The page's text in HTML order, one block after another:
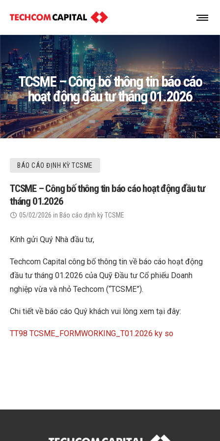
TCSME – Công bố thông tin báo cáo
hoạt động đầu tư tháng 01.2026
BÁO CÁO ĐỊNH KỲ TCSME
TCSME – Công bố thông tin báo cáo hoạt động đầu tư
tháng 01.2026
05/02/2026 in Báo cáo định kỳ TCSME
Kính gửi Quý Nhà đầu tư,
Techcom Capital công bố thông tin về báo cáo hoạt động
đầu tư tháng 01.2026 của Quỹ Đầu tư Cổ phiếu Doanh
nghiệp vừa và nhỏ Techcom (“TCSME”).
Chi tiết về báo cáo Quý khách vui lòng xem tại đây:
TT98 TCSME_FORMWORKING_T01.2026 ky so